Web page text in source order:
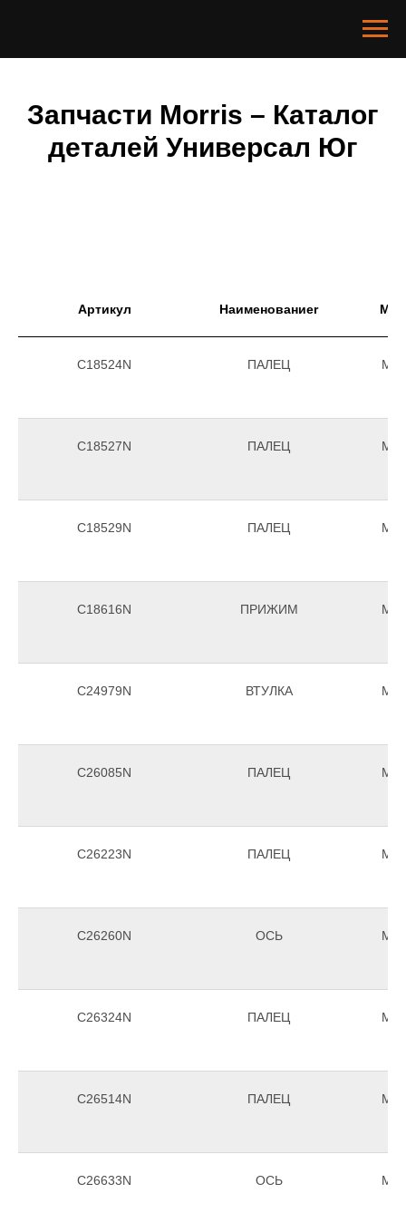
Запчасти Morris – Каталог
деталей Универсал Юг
Артикул Наименованиеr
C18524N ПАЛЕЦ
C18527N ПАЛЕЦ
C18529N ПАЛЕЦ
C18616N ПРИЖИМ
C24979N ВТУЛКА
C26085N ПАЛЕЦ
C26223N ПАЛЕЦ
C26260N ОСЬ
C26324N ПАЛЕЦ
C26514N ПАЛЕЦ
C26633N ОСЬ